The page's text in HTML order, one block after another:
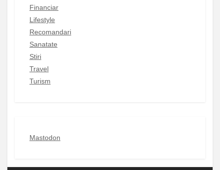
Financiar
Lifestyle
Recomandari
Sanatate
Stiri
Travel
Turism
Mastodon